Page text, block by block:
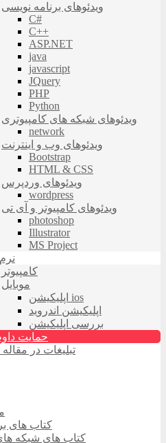
ویدئوهای برنامه نویسی
C#
C++
ASP.NET
java
javascript
JQuery
PHP
Python
ویدئوهای شبکه های کامپیوتری
network
ویدئوهای وب و اینترنت
Bootstrap
HTML & CSS
ویدئوهای وردپرس
wordpress
ویدئوهای کامپیوتر و آی تی
photoshop
Illustrator
MS Project
کامپیوتر
موبایل
اپلیکیشن ios
اپلیکیشن اندروید
بررسی اپلیکیشن
حمایت
تبلیغات در
کتاب های
کتاب های شبکه